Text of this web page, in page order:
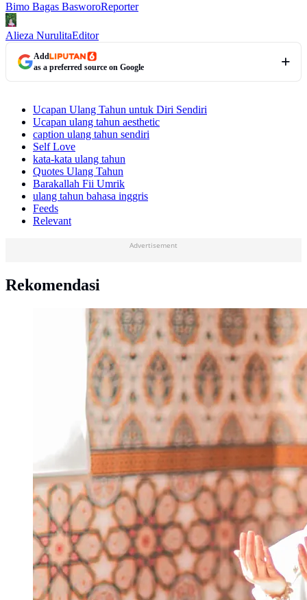
Bimo Bagas BasworoReporter
Alieza NurulitaEditor
Add
as a preferred source on Google
Ucapan Ulang Tahun untuk Diri Sendiri
Ucapan ulang tahun aesthetic
caption ulang tahun sendiri
Self Love
kata-kata ulang tahun
Quotes Ulang Tahun
Barakallah Fii Umrik
ulang tahun bahasa inggris
Feeds
Relevant
Advertisement
Rekomendasi